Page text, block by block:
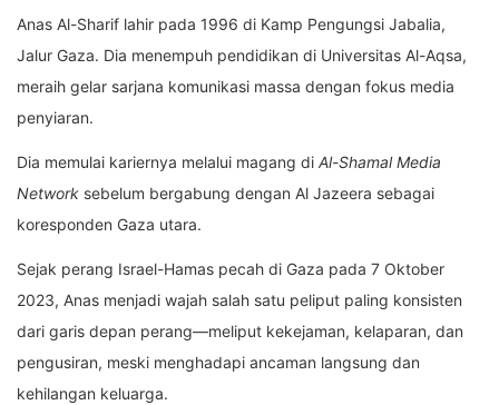
Anas Al-Sharif lahir pada 1996 di Kamp Pengungsi Jabalia,
Jalur Gaza. Dia menempuh pendidikan di Universitas Al-Aqsa,
meraih gelar sarjana komunikasi massa dengan fokus media
penyiaran.
Dia memulai kariernya melalui magang di Al-Shamal Media
Network sebelum bergabung dengan Al Jazeera sebagai
koresponden Gaza utara.
Sejak perang Israel-Hamas pecah di Gaza pada 7 Oktober
2023, Anas menjadi wajah salah satu peliput paling konsisten
dari garis depan perang—meliput kekejaman, kelaparan, dan
pengusiran, meski menghadapi ancaman langsung dan
kehilangan keluarga.